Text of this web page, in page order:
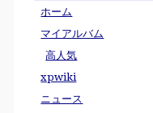
ホーム
マイアルバム
高人気
xpwiki
ニュース